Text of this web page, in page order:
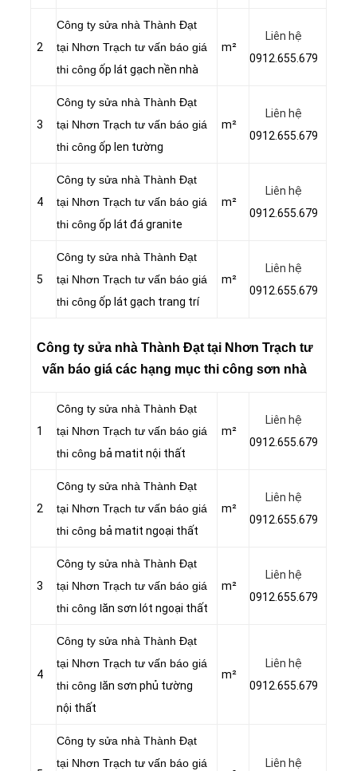
2
Công ty sửa nhà Thành Đạt
tại Nhơn Trạch tư vấn báo giá
thi công ốp lát gạch nền nhà
m²
Liên hệ
0912.655.679
3
Công ty sửa nhà Thành Đạt
tại Nhơn Trạch tư vấn báo giá
thi công ốp len tường
m²
Liên hệ
0912.655.679
4
Công ty sửa nhà Thành Đạt
tại Nhơn Trạch tư vấn báo giá
thi công ốp lát đá granite
m²
Liên hệ
0912.655.679
5
Công ty sửa nhà Thành Đạt
tại Nhơn Trạch tư vấn báo giá
thi công ốp lát gạch trang trí
m²
Liên hệ
0912.655.679
Công ty sửa nhà Thành Đạt tại Nhơn Trạch tư
vấn báo giá các hạng mục thi công sơn nhà
1
Công ty sửa nhà Thành Đạt
tại Nhơn Trạch tư vấn báo giá
thi công bả matit nội thất
m²
Liên hệ
0912.655.679
2
Công ty sửa nhà Thành Đạt
tại Nhơn Trạch tư vấn báo giá
thi công bả matit ngoại thất
m²
Liên hệ
0912.655.679
3
Công ty sửa nhà Thành Đạt
tại Nhơn Trạch tư vấn báo giá
thi công lăn sơn lót ngoại thất
m²
Liên hệ
0912.655.679
4
Công ty sửa nhà Thành Đạt
tại Nhơn Trạch tư vấn báo giá
thi công lăn sơn phủ tường
nội thất
m²
Liên hệ
0912.655.679
Công ty sửa nhà Thành Đạt
tại Nhơn Trạch tư vấn báo giá
Liên hệ